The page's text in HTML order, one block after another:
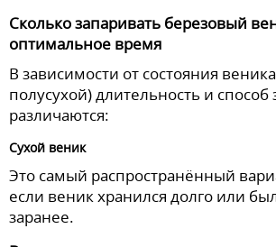
Сколько запаривать березовый
оптимальное время
В зависимости от состояния
полусухой) длительность и способ
различаются:
Сухой веник
Это самый распространённый
если веник хранился долго или
заранее.